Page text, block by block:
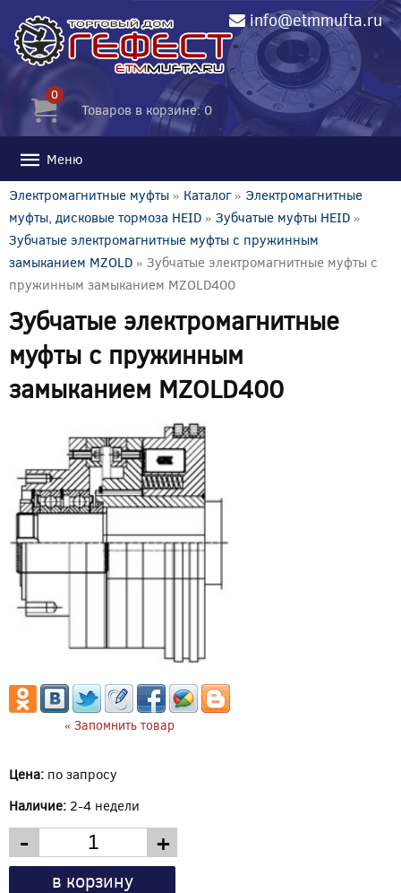
info@etmmufta.ru
0
Товаров в корзине: 0
Меню
Электромагнитные муфты » Каталог» Электромагнитные
муфты, дисковые тормоза HEID » Зубчатые муфты HEID »
Зубчатые электромагнитные муфты с пружинным
замыканием MZOLD » Зубчатые электромагнитные муфты с
пружинным замыканием MZOLD400
Зубчатые электромагнитные
муфты с пружинным
замыканием MZOLD400
« Запомнить товар
Цена: по запросу
Наличие: 2-4 недели
- +
в корзину